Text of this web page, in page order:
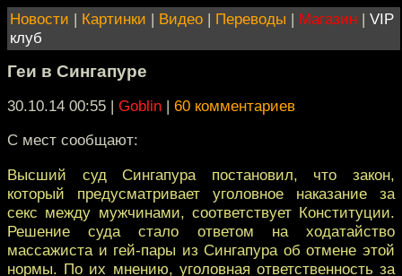
Новости | Картинки | Видео | Переводы | Магазин | VIP
клуб
Геи в Сингапуре
30.10.14 00:55 | Goblin | 60 комментариев
С мест сообщают:
Высший суд Сингапура постановил, что закон,
который предусматривает уголовное наказание за
секс между мужчинами, соответствует Конституции.
Решение суда стало ответом на ходатайство
массажиста и гей-пары из Сингапура об отмене этой
нормы. По их мнению, уголовная ответственность за